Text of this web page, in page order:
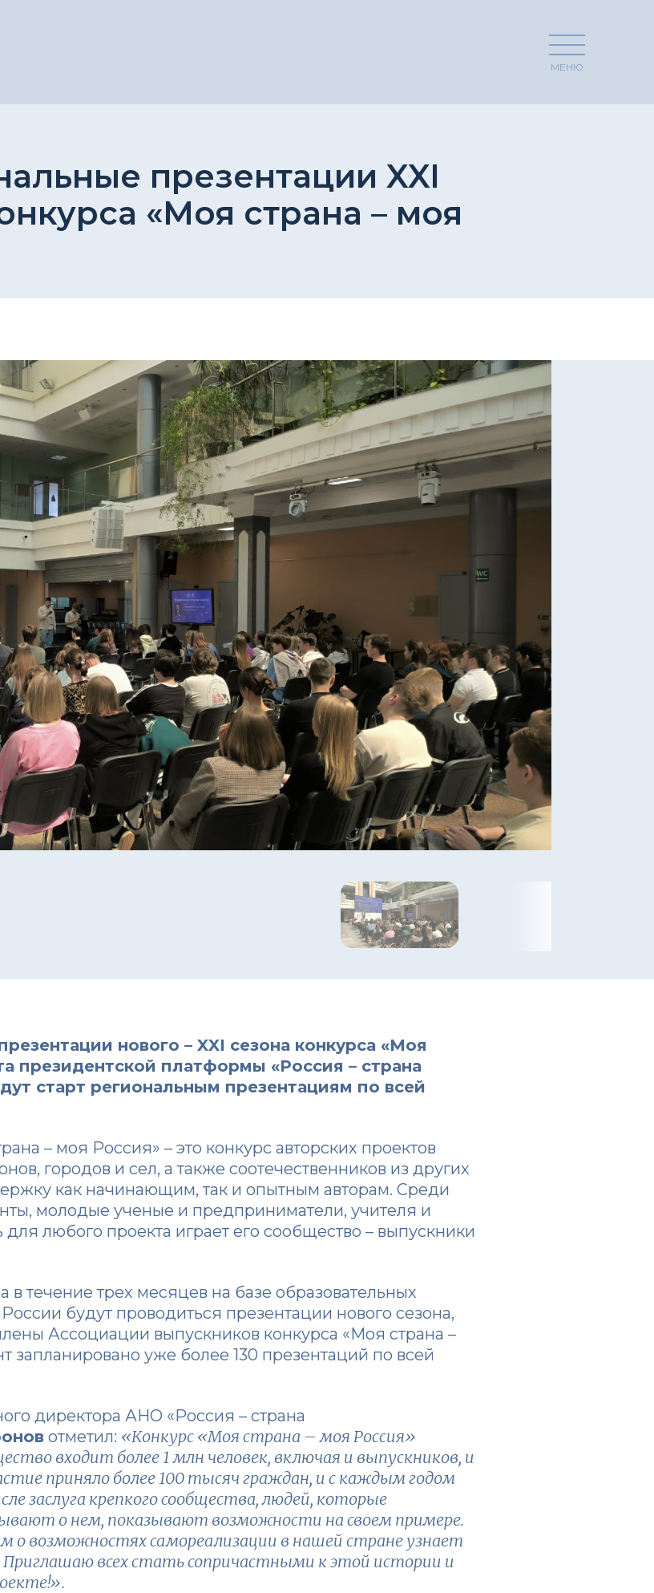
МЕНЮ
презентации XXI
«Моя страна – моя
нового – XXI сезона конкурса «Моя
президентской платформы «Россия – страна
старт региональным презентациям по всей
– моя Россия» – это конкурс авторских проектов
городов и сел, а также соотечественников из других
как начинающим, так и опытным авторам. Среди
молодые ученые и предприниматели, учителя и
любого проекта играет его сообщество – выпускники
в течение трех месяцев на базе образовательных
будут проводиться презентации нового сезона,
Ассоциации выпускников конкурса «Моя страна –
уже более 130 презентаций по всей
директора АНО «Россия – страна
отметил: «Конкурс «Моя страна – моя Россия»
входит более 1 млн человек, включая и выпускников, и
приняло более 100 тысяч граждан, и с каждым годом
заслуга крепкого сообщества, людей, которые
о нем, показывают возможности на своем примере.
о возможностях самореализации в нашей стране узнает
Приглашаю всех стать сопричастными к этой истории и